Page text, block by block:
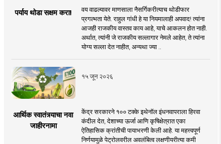
पर्याय थोडा सक्षम करा!
वय वाढल्यावर माणसाला नैसर्गिकरीत्याच थोडीफार
प्रगल्भता येते. राहुल गांधी हे या नियमालाही अपवाद! त्यांना
आजही राजकीय वास्तव काय आहे, याचे आकलन होत नाही.
अर्थात, त्यांनी जे राजकीय सल्लागार नेमले आहेत, ते त्यांना
योग्य सल्ला देत नाहीत, अन्यथा ज्या ..
१५ जून २०२६
आर्थिक स्वातंत्र्याचा नवा
जाहीरनामा
केंद्र सरकारने १०० टक्के इथेनॉल इंधनवापराला हिरवा
कंदील देत, देशाच्या ऊर्जा आणि कृषिक्षेत्रात एका
ऐतिहासिक क्रांतीची पायाभरणी केली आहे. या महत्त्वपूर्ण
निर्णयामुळे पेट्रोलवरील अवलंबित्व लक्षणीयरीत्या कमी